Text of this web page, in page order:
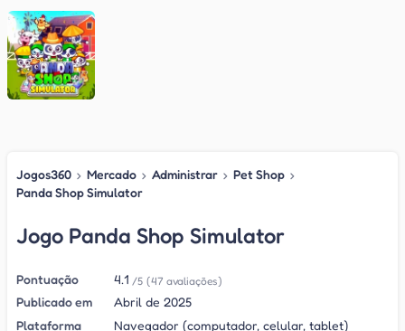
Jogos360 › Mercado › Administrar › Pet Shop ›
Panda Shop Simulator
Jogo Panda Shop Simulator
Pontuação 4.1 /5 (47 avaliações)
Publicado em
Abril de 2025
Plataforma
Navegador (computador, celular, tablet)